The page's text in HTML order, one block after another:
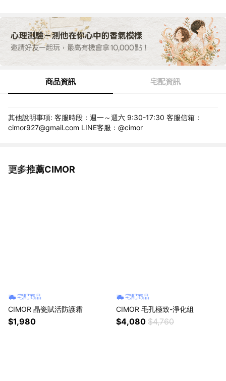
商品資訊 宅配資訊
其他說明事項: 客服時段：週一～週六 9:30-17:30 客服信箱：
cimor927@gmail.com LINE客服：@cimor
更多推薦CIMOR
看更多
宅配商品
CIMOR 晶瓷賦活防護霜
$1,980
宅配商品
CIMOR 毛孔極致-淨化組
$4,080 $4,760